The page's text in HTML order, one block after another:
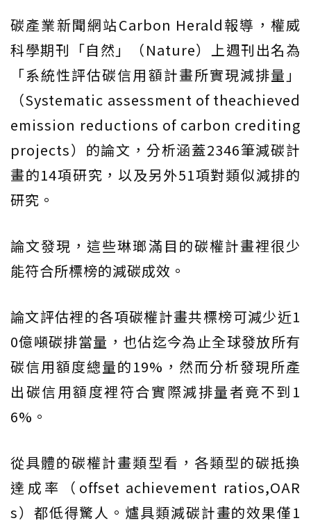
碳產業新聞網站Carbon Herald報導，權威
科學期刊「自然」（Nature）上週刊出名為
「系統性評估碳信用額計畫所實現減排量」
（Systematic assessment of theachieved
emission reductions of carbon crediting
projects）的論文，分析涵蓋2346筆減碳計
畫的14項研究，以及另外51項對類似減排的
研究。
論文發現，這些琳瑯滿目的碳權計畫裡很少
能符合所標榜的減碳成效。
論文評估裡的各項碳權計畫共標榜可減少近1
0億噸碳排當量，也佔迄今為止全球發放所有
碳信用額度總量的19%，然而分析發現所產
出碳信用額度裡符合實際減排量者竟不到1
6%。
從具體的碳權計畫類型看，各類型的碳抵換
達成率（offset achievement ratios,OAR
s）都低得驚人。爐具類減碳計畫的效果僅1